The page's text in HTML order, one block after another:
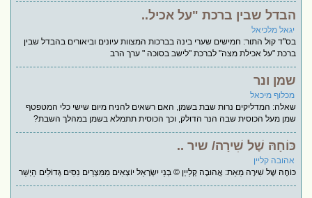
הבדל שבין ברכת "על אכיל..
יגאל מלכיאל
בס"ד קול התור: חמישים שערי בינה בברכות המצוות עיונים וביאורים בהבדל שבין
ברכת "על אכילת מצה" לברכת "לישב בסוכה " ערך הרב
שמן ונר
מכלוף מיכאל
שאלה: המדליקים נרות שבת בשמן, האם רשאים להניח מיום שישי כלי המטפטף
שמן מעל הכוסית שבה הנר הדולק, וכך הכוסית תתמלא בשמן במהלך השבת?
כּוֹחָהּ שֶׁל שִׁירָה/ שיר ..
אהובה קליין
כּוֹחָהּ שֶׁל שִׁירָה מֵאֵת: אֲהוּבָה קְלַייְן © בְּנֵי יִשְׂרָאֵל יוֹצְאִים מִמִּצְרַיִם נִסִּים גְּדוֹלִים הַיְשַׁר